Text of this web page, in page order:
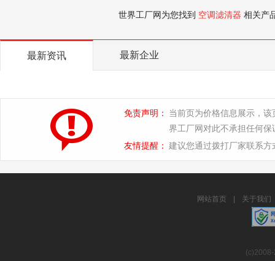
世界工厂网为您找到 空调滤清器 相关产
最新资讯 最新企业
免责声明：
当前页为价格信息展示，
界工厂网对此不承担任何保
友情提醒： 建议您通过拨打厂家联系
网站首页 关于我们